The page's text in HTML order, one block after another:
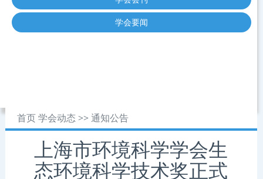
学会要闻
首页 学会动态 >> 通知公告
上海市环境科学学会生
态环境科学技术奖正式